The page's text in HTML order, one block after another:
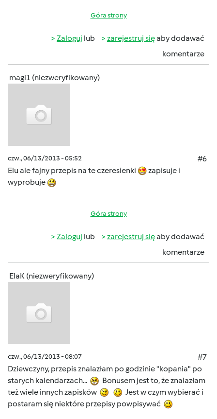
Góra strony
Zaloguj lub zarejestruj sięaby dodawać
komentarze
magi1 (niezweryfikowany)
czw., 06/13/2013 - 05:52
#6
Elu ale fajny przepis na te czeresienki
zapisuje i
wyprobuje
Góra strony
Zaloguj lub zarejestruj sięaby dodawać
komentarze
ElaK (niezweryfikowany)
czw., 06/13/2013 - 08:07
#7
Dziewczyny, przepis znalazłam po godzinie "kopania" po
starych kalendarzach...
Bonusem jest to, że znalazłam
też wiele innych zapisków
Jest w czym wybierać i
postaram się niektóre przepisy powpisywać